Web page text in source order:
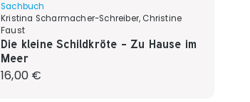
Sachbuch
Kristina Scharmacher-Schreiber, Christine
Faust
Die kleine Schildkröte - Zu Hause im
Meer
Regulärer Preis:
16,00 €